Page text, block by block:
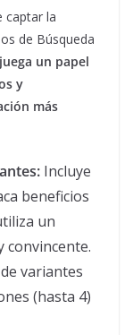
captar la
de Búsqueda
un papel
y
más
Incluye
beneficios
un
convincente.
variantes
(hasta 4)